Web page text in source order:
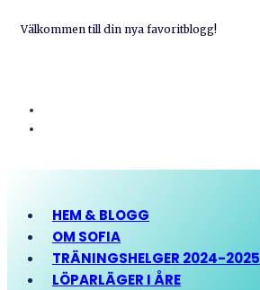
Välkommen till din nya favoritblogg!
HEM & BLOGG
OM SOFIA
TRÄNINGSHELGER 2024-2025
LÖPARLÄGER I ÅRE